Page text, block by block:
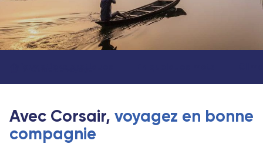
Avec Corsair, voyagez en bonne
compagnie